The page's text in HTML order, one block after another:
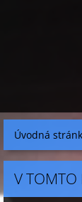
Úvodná
V